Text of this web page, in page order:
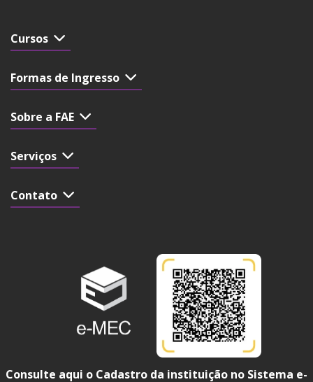
Cursos
Formas de Ingresso
Sobre a FAE
Serviços
Contato
Consulte aqui o Cadastro da instituição no Sistema e-